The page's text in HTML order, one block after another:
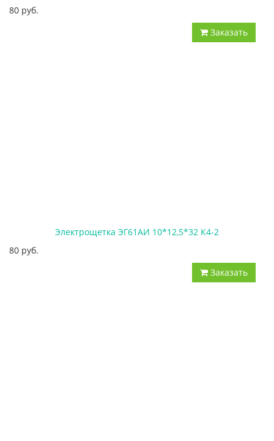
80 руб.
Заказать
Электрощетка ЭГ61АИ 10*12,5*32 К4-2
80 руб.
Заказать